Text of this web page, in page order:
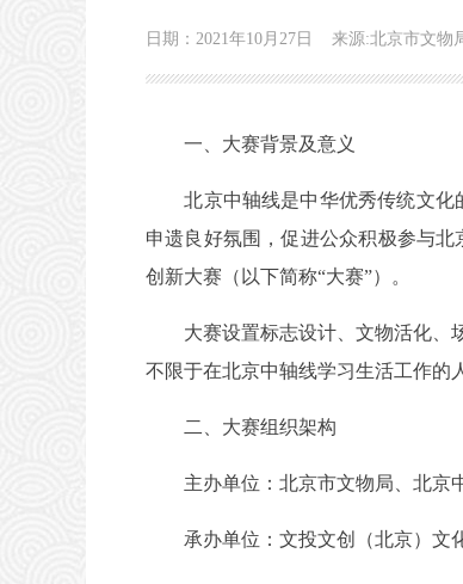
日期：2021年10月27日 来源:北京市文物
一、大赛背景及意义
北京中轴线是中华优秀传统文化的
申遗良好氛围，促进公众积极参与
创新大赛（以下简称“大赛”）。
大赛设置标志设计、文物活化、场
不限于在北京中轴线学习生活工作的
二、大赛组织架构
主办单位：北京市文物局、北京
承办单位：文投文创（北京）文